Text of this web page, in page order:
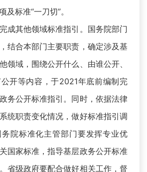
及标准“一刀切”。
完成其他领域标准指引。国务院部门
结合本部门主要职责，确定涉及基
领域，围绕公开什么、由谁公开、
开等内容，于2021年底前编制完
务公开标准指引。同时，依据法律
统职责变化情况，做好标准指引调
院标准化主管部门要发挥专业优
国家标准，指导基层政务公开标准
省级政府要配合做好相关工作，督